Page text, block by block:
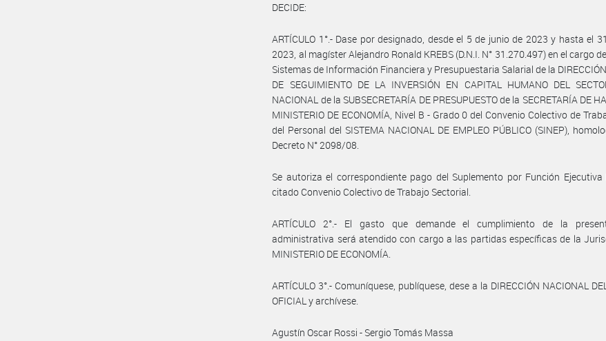
DECIDE:
ARTÍCULO 1°.- Dase por designado, desde el 5 de junio de 2023 y hasta el
2023, al magíster Alejandro Ronald KREBS (D.N.I. N° 31.270.497) en el cargo
Sistemas de Información Financiera y Presupuestaria Salarial de la
DE SEGUIMIENTO DE LA INVERSIÓN EN CAPITAL HUMANO DEL
NACIONAL de la SUBSECRETARÍA DE PRESUPUESTO de la SECRETARÍA DE
MINISTERIO DE ECONOMÍA, Nivel B - Grado 0 del Convenio Colectivo de
del Personal del SISTEMA NACIONAL DE EMPLEO PÚBLICO (SINEP),
Decreto N° 2098/08.
Se autoriza el correspondiente pago del Suplemento por Función Ejecutiva
citado Convenio Colectivo de Trabajo Sectorial.
ARTÍCULO 2°.- El gasto que demande el cumplimiento de la
administrativa será atendido con cargo a las partidas específicas de la
MINISTERIO DE ECONOMÍA.
ARTÍCULO 3°.- Comuníquese, publíquese, dese a la DIRECCIÓN NACIONAL
OFICIAL y archívese.
Agustín Oscar Rossi - Sergio Tomás Massa